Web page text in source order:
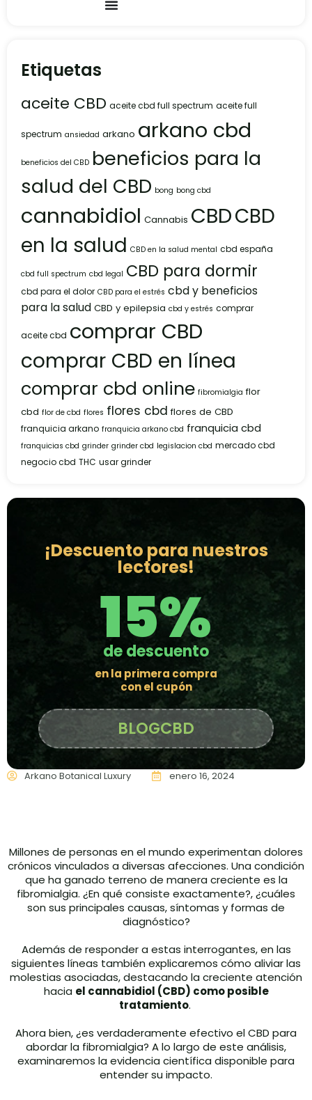
Arkano Botanical Luxury enero 16, 2024
Millones de personas en el mundo experimentan dolores
crónicos vinculados a diversas afecciones. Una condición
que ha ganado terreno de manera creciente es la
fibromialgia. ¿En qué consiste exactamente?, ¿cuáles
son sus principales causas, síntomas y formas de
diagnóstico?
Además de responder a estas interrogantes, en las
siguientes líneas también explicaremos cómo aliviar las
molestias asociadas, destacando la creciente atención
hacia el cannabidiol (CBD) como posible
tratamiento.
Ahora bien, ¿es verdaderamente efectivo el CBD para
abordar la fibromialgia? A lo largo de este análisis,
examinaremos la evidencia científica disponible para
entender su impacto.
Etiquetas
aceite CBD aceite cbd full spectrum aceite full
spectrum ansiedad arkano arkano cbd
beneficios del CBD beneficios para la
salud del CBD bong bong cbd
cannabidiol Cannabis CBDCBD
en la salud CBD en la salud mental cbd españa
cbd full spectrum cbd legal CBD para dormir
cbd para el dolor CBD para el estrés cbd y beneficios
para la salud CBD y epilepsia cbd y estrés comprar
aceite cbd comprar CBD
comprar CBD en línea
comprar cbd online fibromialgia flor
cbd flor de cbd flores flores cbd flores de CBD
franquicia arkano franquicia arkano cbd franquicia cbd
franquicias cbd grinder grinder cbd legislacion cbd mercado cbd
negocio cbd THC usar grinder
¡Descuento para nuestros
lectores!
15%
de descuento
en la primera compra
con el cupón
BLOGCBD